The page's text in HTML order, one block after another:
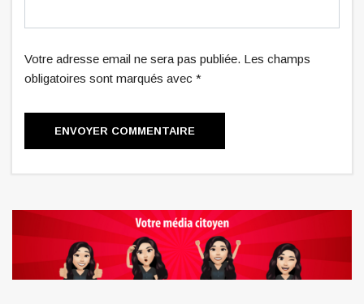
Votre adresse email ne sera pas publiée. Les champs
obligatoires sont marqués avec *
ENVOYER COMMENTAIRE